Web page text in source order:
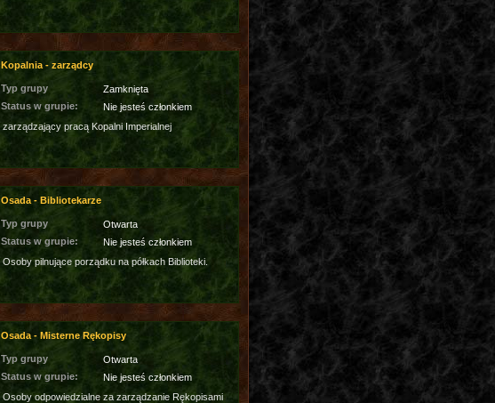
Kopalnia - zarządcy
Typ grupy
Zamknięta
Status w grupie:
Nie jesteś członkiem
zarządzający pracą Kopalni Imperialnej
Osada - Bibliotekarze
Typ grupy
Otwarta
Status w grupie:
Nie jesteś członkiem
Osoby pilnujące porządku na półkach Biblioteki.
Osada - Misterne Rękopisy
Typ grupy
Otwarta
Status w grupie:
Nie jesteś członkiem
Osoby odpowiedzialne za zarządzanie Rękopisami